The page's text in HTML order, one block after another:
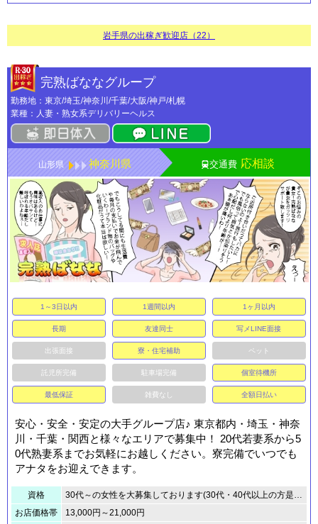
岩手県の出稼ぎ歓迎店（22）
完熟ばななグループ
勤務地：東京/埼玉/神奈川/千葉/大阪/神戸/札幌
業種：人妻・熟女系デリバリーヘルス
山形県 神奈川県 交通費 応相談
1～3日以内 1週間以内 1ヶ月以内
長期 友達同士 写メLINE面接
出張面接 寮・住宅補助 ペット
託児所完備 駐車場完備 個室待機所
最低保証 雑費なし 全額日払い
安心・安全・安定の大手グループ店♪ 東京都内・埼玉・神奈
川・千葉・関西と様々なエリアで募集中！ 20代若妻系から5
0代熟妻系までお気軽にお越しください。寮完備でいつでも
アナタをお迎えできます。
資格
お店価格帯
13,000円～21,000円